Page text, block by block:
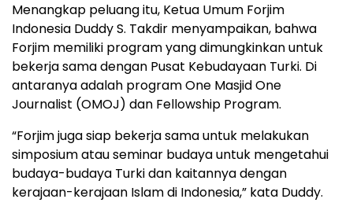
Menangkap peluang itu, Ketua Umum Forjim
Indonesia Duddy S. Takdir menyampaikan, bahwa
Forjim memiliki program yang dimungkinkan untuk
bekerja sama dengan Pusat Kebudayaan Turki. Di
antaranya adalah program One Masjid One
Journalist (OMOJ) dan Fellowship Program.
“Forjim juga siap bekerja sama untuk melakukan
simposium atau seminar budaya untuk mengetahui
budaya-budaya Turki dan kaitannya dengan
kerajaan-kerajaan Islam di Indonesia,” kata Duddy.